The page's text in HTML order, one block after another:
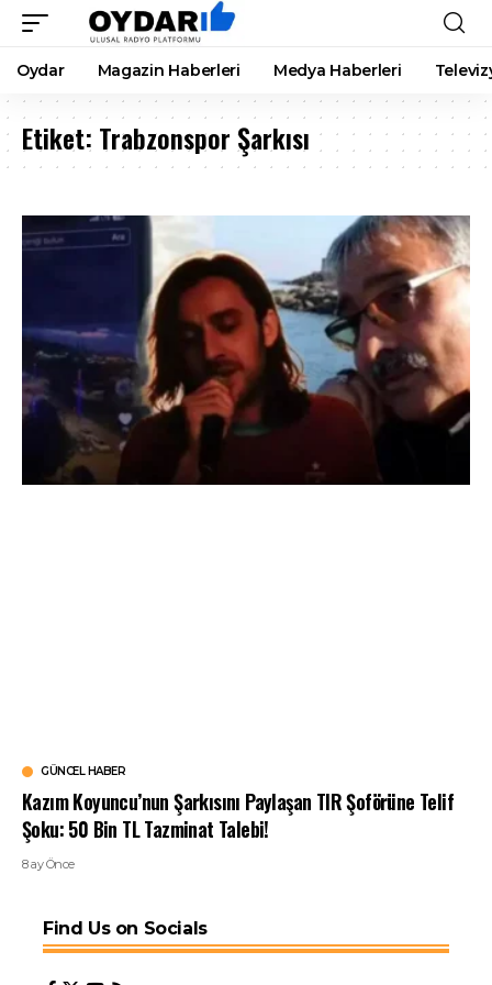
Oydar Magazin Haberleri Medya Haberleri
Etiket: Trabzonspor Şarkısı
GÜNCEL HABER
Kazım Koyuncu’nun Şarkısını Paylaşan TIR Şoförüne Telif
Şoku: 50 Bin TL Tazminat Talebi!
8 ay Önce
Find Us on Socials